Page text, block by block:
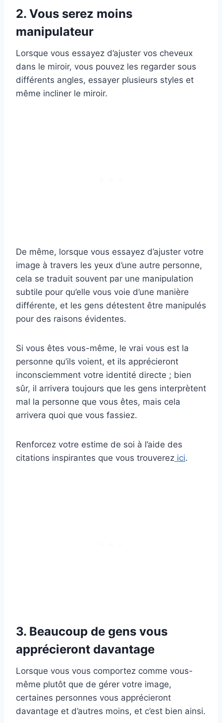
2. Vous serez moins
manipulateur
Lorsque vous essayez d’ajuster vos cheveux
dans le miroir, vous pouvez les regarder sous
différents angles, essayer plusieurs styles et
même incliner le miroir.
De même, lorsque vous essayez d’ajuster votre
image à travers les yeux d’une autre personne,
cela se traduit souvent par une manipulation
subtile pour qu’elle vous voie d’une manière
différente, et les gens détestent être manipulés
pour des raisons évidentes.
Si vous êtes vous-même, le vrai vous est la
personne qu’ils voient, et ils apprécieront
inconsciemment votre identité directe ; bien
sûr, il arrivera toujours que les gens interprètent
mal la personne que vous êtes, mais cela
arrivera quoi que vous fassiez.
Renforcez votre estime de soi à l’aide des
citations inspirantes que vous trouverez ici.
3. Beaucoup de gens vous
apprécieront davantage
Lorsque vous vous comportez comme vous-
même plutôt que de gérer votre image,
certaines personnes vous apprécieront
davantage et d’autres moins, et c’est bien ainsi.